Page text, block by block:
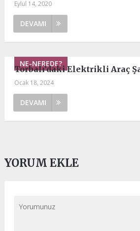
Eylül 14, 2020
DEVAMI
NE-NEREDE?
Torbalı’daki Elektrikli Araç
Ocak 18, 2024
DEVAMI
YORUM EKLE